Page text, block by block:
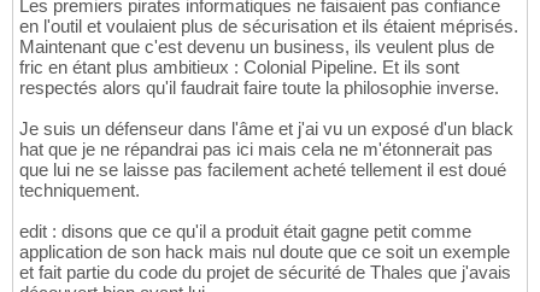
Les premiers pirates informatiques ne faisaient pas confiance
en l'outil et voulaient plus de sécurisation et ils étaient méprisés.
Maintenant que c'est devenu un business, ils veulent plus de
fric en étant plus ambitieux : Colonial Pipeline. Et ils sont
respectés alors qu'il faudrait faire toute la philosophie inverse.
Je suis un défenseur dans l'âme et j'ai vu un exposé d'un black
hat que je ne répandrai pas ici mais cela ne m'étonnerait pas
que lui ne se laisse pas facilement acheté tellement il est doué
techniquement.
edit : disons que ce qu'il a produit était gagne petit comme
application de son hack mais nul doute que ce soit un exemple
et fait partie du code du projet de sécurité de Thales que j'avais